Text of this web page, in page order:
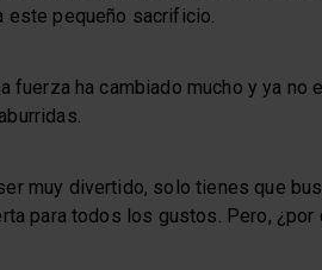
este pequeño sacrificio.
fuerza ha cambiado mucho y ya no
muy divertido, solo tienes que
para todos los gustos. Pero, ¿por